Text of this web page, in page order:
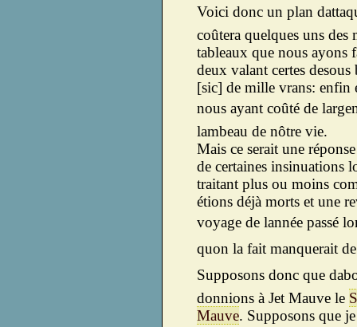
Voici donc un plan
coûtera quelques uns des
tableaux que nous ayons
deux valant certes
[sic] de mille vrans: enfin
nous ayant coûté de
lambeau de nôtre vie.
Mais ce serait une
de certaines insinuations
traitant plus ou moins
étions déjà morts et une
voyage de lannée passé
quon la fait manquerait
Supposons donc que
donnions à Jet Mauve le
Mauve. Supposons que